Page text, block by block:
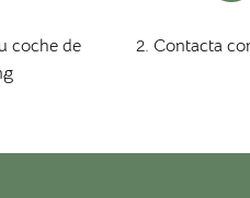
coche de
2. Contacta